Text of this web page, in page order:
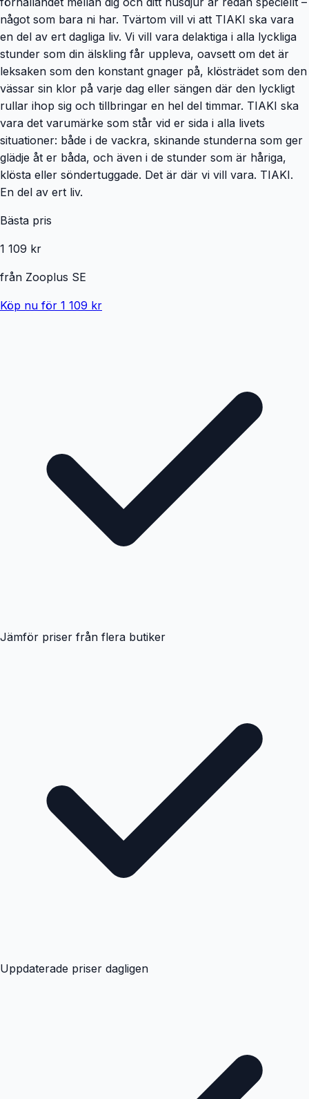
något som bara ni har. Tvärtom vill vi att TIAKI ska vara
en del av ert dagliga liv. Vi vill vara delaktiga i alla lyckliga
stunder som din älskling får uppleva, oavsett om det är
leksaken som den konstant gnager på, klösträdet som den
vässar sin klor på varje dag eller sängen där den lyckligt
rullar ihop sig och tillbringar en hel del timmar. TIAKI ska
vara det varumärke som står vid er sida i alla livets
situationer: både i de vackra, skinande stunderna som ger
glädje åt er båda, och även i de stunder som är håriga,
klösta eller söndertuggade. Det är där vi vill vara. TIAKI.
En del av ert liv.
Bästa pris
1 109 kr
från Zooplus SE
Köp nu för 1 109 kr
Jämför priser från flera butiker
Uppdaterade priser dagligen